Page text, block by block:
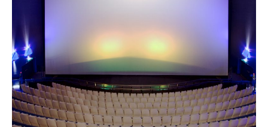
Kino
und
nehme
Greta
mit!